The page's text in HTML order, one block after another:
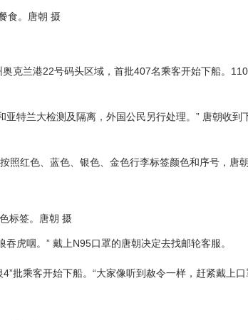
食。唐朝 摄
兰港22号码头区域，首批407名乘客开始下船。
特兰大检测及隔离，外国公民另行处理。” 唐朝收到
红色、蓝色、银色、金色行李标签颜色和序号，唐
标签。唐朝 摄
虎咽。” 戴上N95口罩的唐朝决定去找邮轮客服。
乘客开始下船。“大家像听到赦令一样，赶紧戴上口